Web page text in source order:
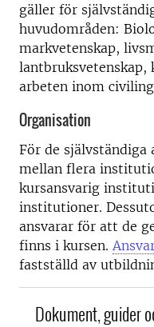
gäller för
huvudområden:
markvetenskap,
arbeten inom
Organisation
För de självständiga
mellan flera
kursansvarig
institutioner.
ansvarar för att de
finns i kursen.
fastställd av
Dokument, guider